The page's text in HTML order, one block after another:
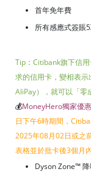
首年免年費
所有感應式簽賬
Tip：Citibank旗下信
求的信用卡，變相表
AliPay），就可以「零
💰MoneyHero獨家優惠
日下午6時期間，
2025年08月02日或之
表格並於批卡後3個月
Dyson Zone™